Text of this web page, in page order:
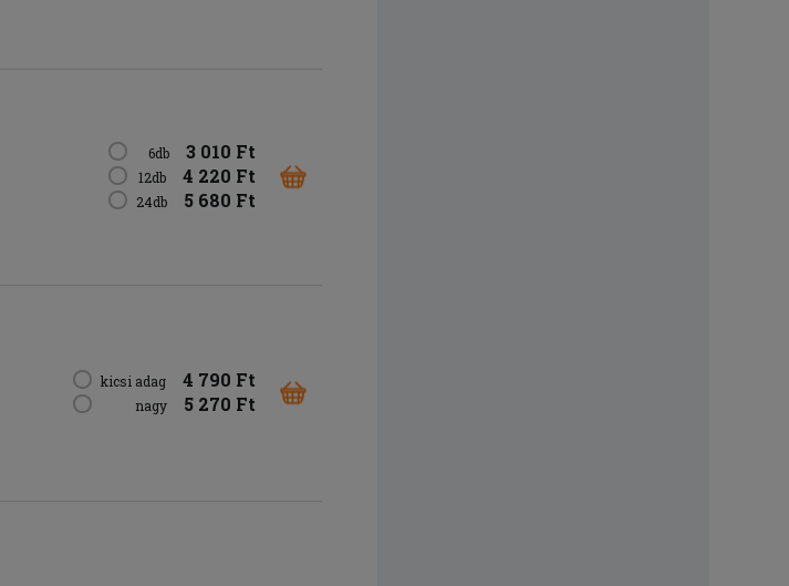
6db 3 010 Ft
12db 4 220 Ft
24db 5 680 Ft
kicsi adag 4 790 Ft
nagy 5 270 Ft